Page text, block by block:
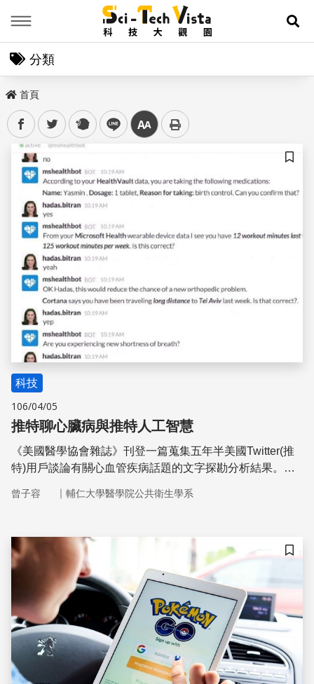
展
分類
首頁
facebooktwitter plurk line 中
儲存
科技
106/04/05
推特聊心臟病與推特人工智慧
《美國醫學協會雜誌》刊登一篇蒐集五年半美國Twitter(推
特)用戶談論有關心血管疾病話題的文字探勘分析結果。該
個關鍵詞，總共出現550,338推文含有這些關鍵字。其中以
被轉發的關鍵字。有趣的是，女性比男性更容易發表這些關
鍵字的推特
曾子容 ｜ 輔仁大學醫學院公共衛生學系
儲存